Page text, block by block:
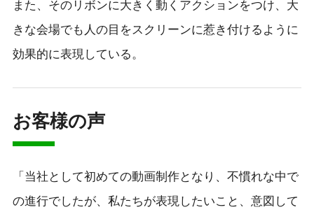
また、そのリボンに大きく動くアクションをつけ、大
きな会場でも人の目をスクリーンに惹き付けるように
効果的に表現している。
お客様の声
「当社として初めての動画制作となり、不慣れな中で
の進行でしたが、私たちが表現したいこと、意図して